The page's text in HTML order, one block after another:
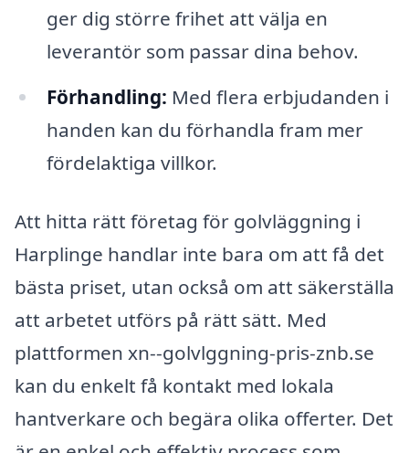
ger dig större frihet att välja en
leverantör som passar dina behov.
Förhandling: Med flera erbjudanden i
handen kan du förhandla fram mer
fördelaktiga villkor.
Att hitta rätt företag för golvläggning i
Harplinge handlar inte bara om att få det
bästa priset, utan också om att säkerställa
att arbetet utförs på rätt sätt. Med
plattformen xn--golvlggning-pris-znb.se
kan du enkelt få kontakt med lokala
hantverkare och begära olika offerter. Det